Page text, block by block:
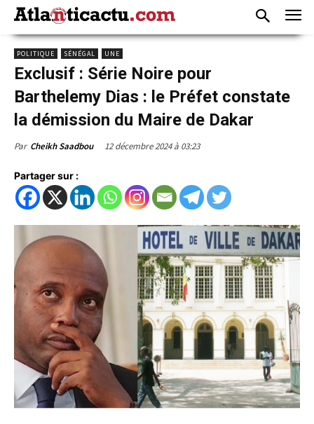
POLITIQUE SÉNÉGAL UNE
Exclusif : Série Noire pour
Barthelemy Dias : le Préfet constate
la démission du Maire de Dakar
Par Cheikh Saadbou 12 décembre 2024 à 03:23
Partager sur :